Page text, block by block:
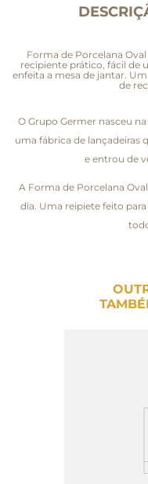
Forma de Porcelana
recipiente prático, fácil de
enfeita a mesa de jantar.
de
O Grupo Germer nasceu
uma fábrica de lançadeiras
e entrou de
A Forma de Porcelana
dia. Uma reipiete feito